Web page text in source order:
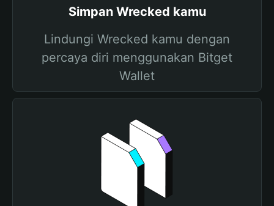
Simpan Wrecked kamu
Lindungi Wrecked kamu dengan
percaya diri menggunakan Bitget
Wallet